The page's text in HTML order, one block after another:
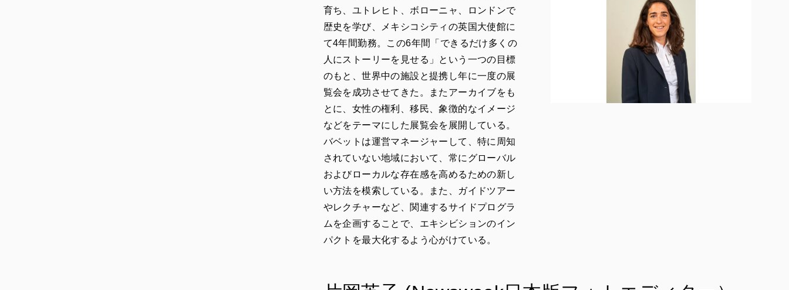
育ち、ユトレヒト、ボローニャ、ロンドンで
歴史を学び、メキシコシティの英国大使館に
て4年間勤務。この6年間「できるだけ多くの
人にストーリーを見せる」という一つの目標
のもと、世界中の施設と提携し年に一度の展
覧会を成功させてきた。またアーカイブをも
とに、女性の権利、移民、象徴的なイメージ
などをテーマにした展覧会を展開している。
バベットは運営マネージャーして、特に周知
されていない地域において、常にグローバル
およびローカルな存在感を高めるための新し
い方法を模索している。また、ガイドツアー
やレクチャーなど、関連するサイドプログラ
ムを企画することで、エキシビションのイン
パクトを最大化するよう心がけている。